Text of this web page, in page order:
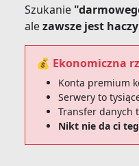
Szukanie
alezawsze jest
💰 Ekonomiczna
Konta premium
Serwery to
Transfer danych
Nikt nie da ci